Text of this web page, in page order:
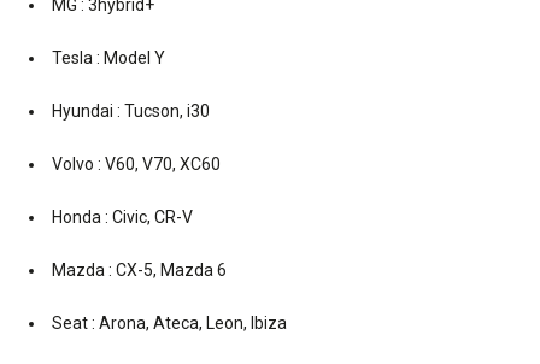
MG : 3hybrid+
Tesla : Model Y
Hyundai : Tucson, i30
Volvo : V60, V70, XC60
Honda : Civic, CR-V
Mazda : CX-5, Mazda 6
Seat : Arona, Ateca, Leon, Ibiza